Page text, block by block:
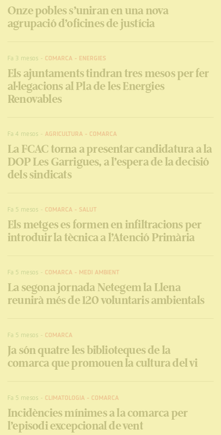
Onze pobles s’uniran en una nova
agrupació d’oficines de justícia
Fa 3 mesos - COMARCA - ENERGIES
Els ajuntaments tindran tres mesos per fer
al·legacions al Pla de les Energies
Renovables
Fa 4 mesos - AGRICULTURA - COMARCA
La FCAC torna a presentar candidatura a la
DOP Les Garrigues, a l’espera de la decisió
dels sindicats
Fa 5 mesos - COMARCA - SALUT
Els metges es formen en infiltracions per
introduir la tècnica a l’Atenció Primària
Fa 5 mesos - COMARCA - MEDI AMBIENT
La segona jornada Netegem la Llena
reunirà més de 120 voluntaris ambientals
Fa 5 mesos - COMARCA
Ja són quatre les biblioteques de la
comarca que promouen la cultura del vi
Fa 5 mesos - CLIMATOLOGIA - COMARCA
Incidències mínimes a la comarca per
l’episodi excepcional de vent